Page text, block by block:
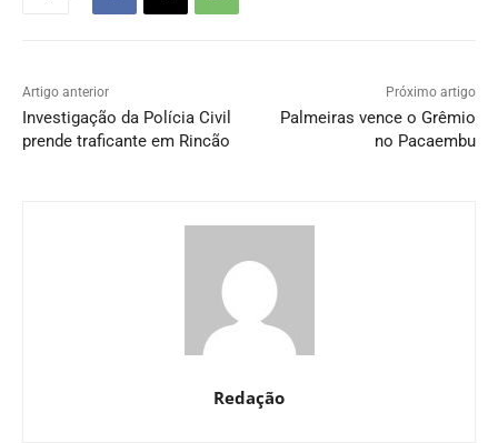
Artigo anterior
Investigação da Polícia Civil
prende traficante em Rincão
Próximo artigo
Palmeiras vence o Grêmio
no Pacaembu
Redação